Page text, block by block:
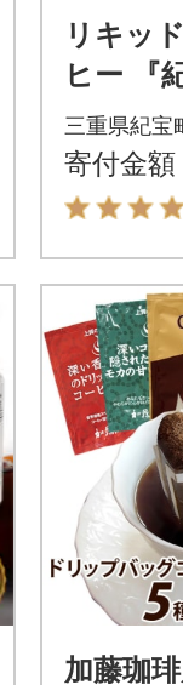
リキッ
ヒー 『
L×12本
三重県紀宝
寄付金額
加藤珈